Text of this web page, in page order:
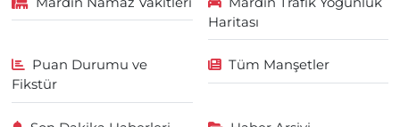
Haritası
Puan Durumu ve
Fikstür
Tüm Manşetler